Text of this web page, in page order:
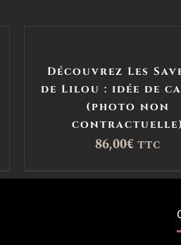
Découvrez Les
de Lilou : idée de
(photo non
contractuelle)
86,00€ TTC